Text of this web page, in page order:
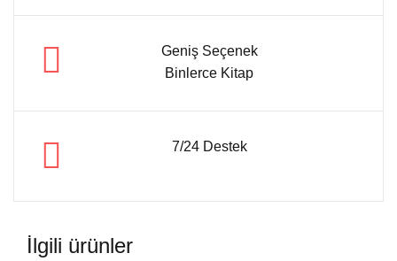
Geniş Seçenek
Binlerce Kitap
7/24 Destek
İlgili ürünler